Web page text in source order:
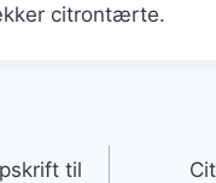
citrontærte.
til